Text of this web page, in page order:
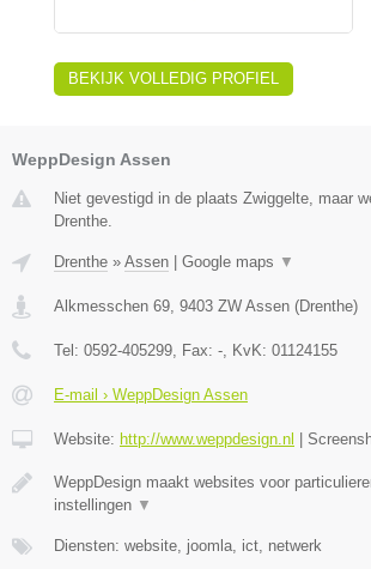
BEKIJK VOLLEDIG PROFIEL
WeppDesign Assen
Niet gevestigd in de plaats Zwiggelte, maar
Drenthe.
Drenthe » Assen Google maps ▼
Alkmesschen 69 9403 ZW Assen (Drenthe)
Tel: 0592-405299 , Fax: - , KvK: 01124155
E-mail › WeppDesign Assen
Website: http://www.weppdesign.nl
WeppDesign maakt websites voor
instellingen ▼
Diensten: website, joomla, ict, netwerk